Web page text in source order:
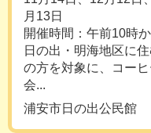
月13日
開催時間：午前10時
日の出・明海地区に
の方を対象に、コー
会...
浦安市日の出公民館